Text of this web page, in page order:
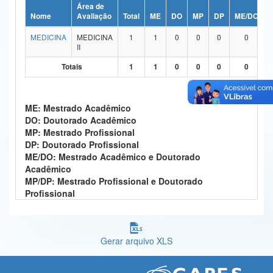
Ministério da Ciência, Tecnologia, Inovações e Comunicações
Ministério do Meio Ambiente
Ministério do Turismo
Controladoria-Geral da União
Ministério da Mulher, da Família e dos Direitos Humanos
Secretaria-Geral
Secretaria de Governo
Banco Central do Brasil
Nome
Área de
Avaliação
Total ME DO MP DP ME/DO
MEDICINA
MEDICINA
II
1 1 0 0 0 0
Totais 1 1 0 0 0 0
ME: Mestrado Acadêmico
DO: Doutorado Acadêmico
MP: Mestrado Profissional
DP: Doutorado Profissional
ME/DO: Mestrado Acadêmico e Doutorado
Acadêmico
MP/DP: Mestrado Profissional e Doutorado
Profissional
Gerar arquivo XLS